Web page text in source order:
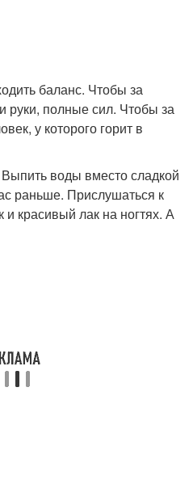
баланс. Чтобы за
полные сил. Чтобы за
у которого горит в
воды вместо сладкой
раньше. Прислушаться к
красивый лак на ногтях. А